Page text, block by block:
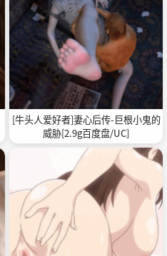
[牛头人爱好者]妻心后传-巨根小鬼的
威胁[2.9g百度盘/UC]